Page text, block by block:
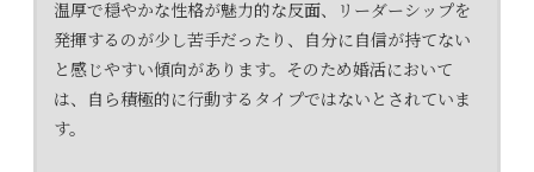
温厚で穏やかな性格が魅力的な反面、リーダーシップを
発揮するのが少し苦手だったり、自分に自信が持てない
と感じやすい傾向があります。そのため婚活において
は、自ら積極的に行動するタイプではないとされていま
す。